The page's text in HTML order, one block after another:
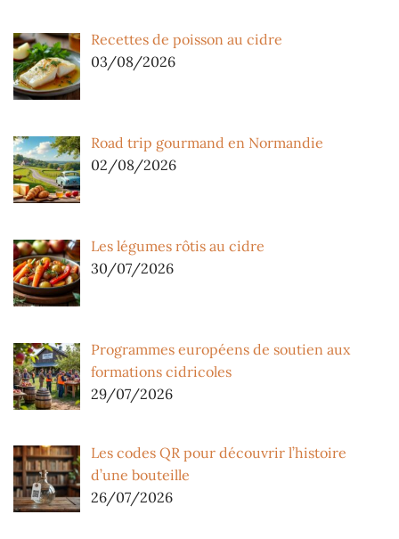
Recettes de poisson au cidre
03/08/2026
Road trip gourmand en Normandie
02/08/2026
Les légumes rôtis au cidre
30/07/2026
Programmes européens de soutien aux
formations cidricoles
29/07/2026
Les codes QR pour découvrir l’histoire
d’une bouteille
26/07/2026